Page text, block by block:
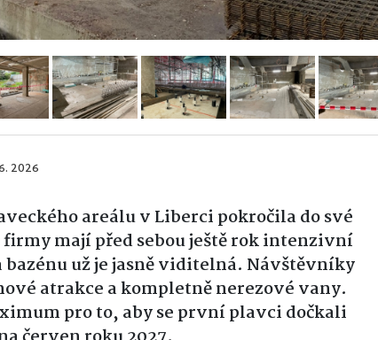
2026
areálu v Liberci pokročila do své
mají před sebou ještě rok intenzivní
bazénu už je jasně viditelná. Návštěvníky
atrakce a kompletně nerezové vany.
pro to, aby se první plavci dočkali